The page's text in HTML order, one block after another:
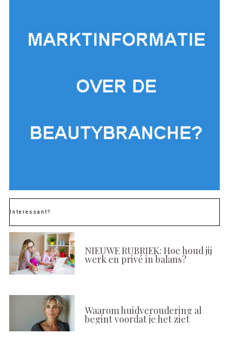
Interessant?
NIEUWE RUBRIEK: Hoe houd jij
werk en privé in balans?
Waarom huidveroudering al
begint voordat je het ziet